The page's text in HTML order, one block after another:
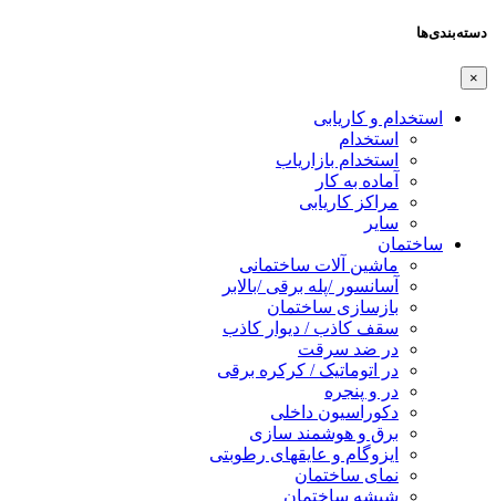
دسته‌بندی‌ها
×
استخدام و کاریابی
استخدام
استخدام بازاریاب
آماده به کار
مراکز کاریابی
سایر
ساختمان
ماشین آلات ساختمانی
آسانسور /پله برقی /بالابر
بازسازی ساختمان
سقف کاذب / دیوار کاذب
در ضد سرقت
در اتوماتیک / کرکره برقی
در و پنجره
دکوراسیون داخلی
برق و هوشمند سازی
ایزوگام و عایقهای رطوبتی
نمای ساختمان
شیشه ساختمان